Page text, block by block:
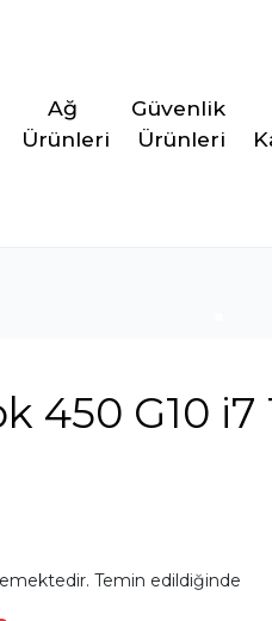
Ağ
Ürünleri
Güvenlik
Ürünleri
450 G10 i7
Temin edildiğinde